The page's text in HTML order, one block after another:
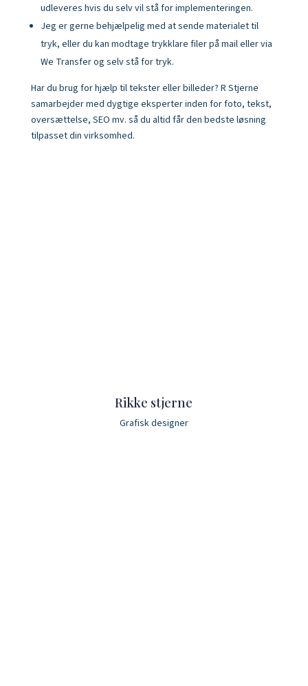
udleveres hvis du selv vil stå for implementeringen.
Jeg er gerne behjælpelig med at sende materialet til
tryk, eller du kan modtage trykklare filer på mail eller via
We Transfer og selv stå for tryk.
Har du brug for hjælp til tekster eller billeder? R Stjerne
samarbejder med dygtige eksperter inden for foto, tekst,
oversættelse, SEO mv. så du altid får den bedste løsning
tilpasset din virksomhed.
Rikke stjerne
Grafisk designer